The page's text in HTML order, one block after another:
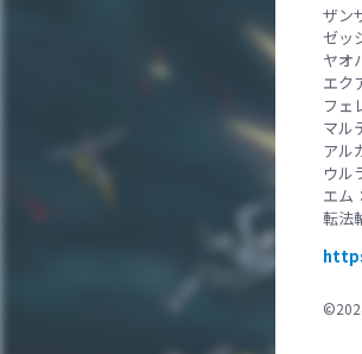
ザン
ゼッ
ヤオ
エク
フェ
マル
アル
ウル
エム
転法